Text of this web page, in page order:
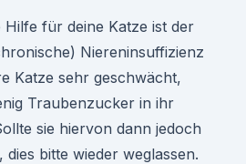
Hilfe für deine Katze ist der
Niereninsuffizienz
Katze sehr geschwächt,
Traubenzucker in ihr
sie hiervon dann jedoch
bitte wieder weglassen.